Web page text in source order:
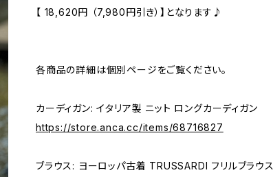
【 18,620円 （7,980円引き）】となります♪
各商品の詳細は個別ページをご覧ください。
カーディガン: イタリア製 ニット ロングカーディガン
https://store.anca.cc/items/68716827
ブラウス: ヨーロッパ古着 TRUSSARDI フリルブラウス